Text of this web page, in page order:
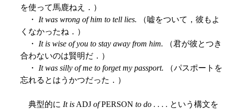
を使って馬鹿ねえ．）
・ It was wrong of him to tell lies. （嘘をついて，彼もよ
くなかったね．）
・ It is wise of you to stay away from him. （君が彼とつき
合わないのは賢明だ．）
・ It was silly of me to forget my passport. （パスポートを
忘れるとはうかつだった．）
典型的に It is ADJ ofPERSON to do . . . . という構文を